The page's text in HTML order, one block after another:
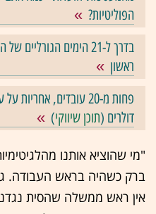
הפוליטיות?
בדרך ל-21 הימים
ראשון
פחות מ-20 עובדים,
דולרים (תוכן שיווקי)
"מי שהוציא אותנו
ברק כשהיה בראש העבודה.
אין ראש ממשלה שהסית